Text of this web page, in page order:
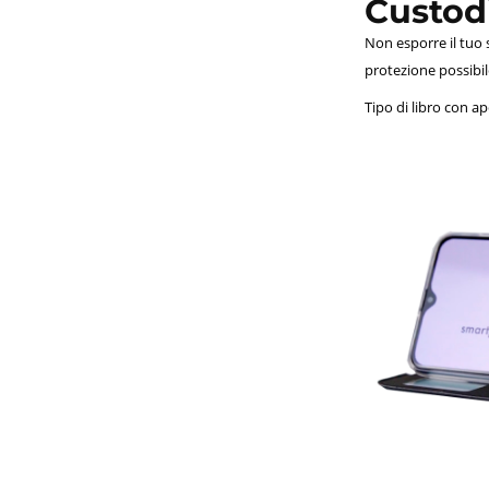
Non esporre il tuo
protezione
Tipo di libro con